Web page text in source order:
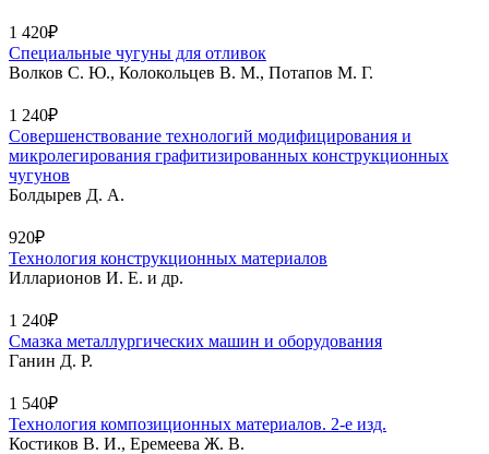
1 420₽
Специальные чугуны для отливок
Волков С. Ю., Колокольцев В. М., Потапов М. Г.
1 240₽
Совершенствование технологий модифицирования и
микролегирования графитизированных конструкционных
чугунов
Болдырев Д. А.
920₽
Технология конструкционных материалов
Илларионов И. Е. и др.
1 240₽
Смазка металлургических машин и оборудования
Ганин Д. Р.
1 540₽
Технология композиционных материалов. 2-е изд.
Костиков В. И., Еремеева Ж. В.